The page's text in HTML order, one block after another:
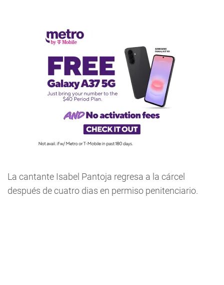
La cantante Isabel Pantoja regresa a la cárcel
después de cuatro dias en permiso penitenciario.